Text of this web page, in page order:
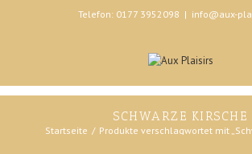
Telefon: 0177 3952098 | info@aux-
SCHWARZE KIRSCHE
Startseite Produkte verschlagwortet mit